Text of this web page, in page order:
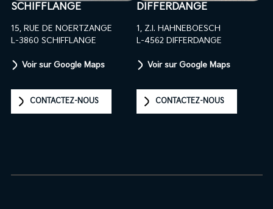
SCHIFFLANGE
15, RUE DE NOERTZANGE
L-3860 SCHIFFLANGE
Voir sur Google Maps
CONTACTEZ-NOUS
DIFFERDANGE
1, Z.I. HAHNEBOESCH
L-4562 DIFFERDANGE
Voir sur Google Maps
CONTACTEZ-NOUS